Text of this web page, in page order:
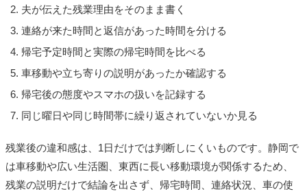
夫が伝えた残業理由をそのまま書く
連絡が来た時間と返信があった時間を分ける
帰宅予定時間と実際の帰宅時間を比べる
車移動や立ち寄りの説明があったか確認する
帰宅後の態度やスマホの扱いを記録する
同じ曜日や同じ時間帯に繰り返されていないか見る
残業後の違和感は、1日だけでは判断しにくいものです。静岡で
は車移動や広い生活圏、東西に長い移動環境が関係するため、
残業の説明だけで結論を出さず、帰宅時間、連絡状況、車の使